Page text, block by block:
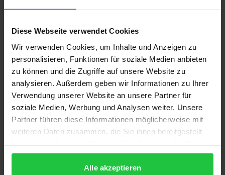
Diese Webseite verwendet Cookies
Wir verwenden Cookies, um Inhalte und Anzeigen zu
personalisieren, Funktionen für soziale Medien anbieten
zu können und die Zugriffe auf unsere Website zu
analysieren. Außerdem geben wir Informationen zu Ihrer
Verwendung unserer Website an unsere Partner für
soziale Medien, Werbung und Analysen weiter. Unsere
Partner führen diese Informationen möglicherweise mit
weiteren Daten zusammen, die Sie ihnen bereitgestellt
gesammelt haben.
Alle akzeptieren
Der aus der Eifler Region stammende und seit seiner
Jugend in Köln sesshafte Künstlerarchitekt Hans
Hansen (1889–1966) ist eine ungewöhnliche und
interessante Figur, die geradezu paradigmatisch
sichtbar macht, wie sehr der Mythos einer
Vernetzungen ihres inner circle an der Realität und
ihren Praktiken vorbeigeht. So pflegte Hansen, der